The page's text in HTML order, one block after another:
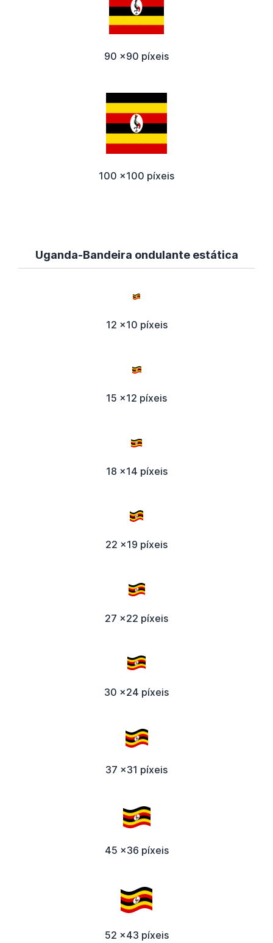
90 x90 píxeis
100 x100 píxeis
Uganda-Bandeira ondulante estática
12 x10 píxeis
15 x12 píxeis
18 x14 píxeis
22 x19 píxeis
27 x22 píxeis
30 x24 píxeis
37 x31 píxeis
45 x36 píxeis
52 x43 píxeis